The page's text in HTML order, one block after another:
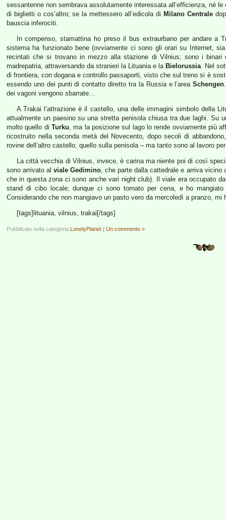
sessantenne non sembrava assolutamente interessata all’efficienza, né
di biglietti o cos’altro; se la mettessero all’edicola di Milano Centrale
bauscia inferociti.
In compenso, stamattina ho preso il bus extraurbano per andare
sistema ha funzionato bene (ovviamente ci sono gli orari su Internet,
recintati che si trovano in mezzo alla stazione di Vilnius; sono i
madrepatria, attraversando da stranieri la Lituania e la Bielorussia. Nel
di frontiera, con dogana e controllo passaporti, visto che sul treno si è
essendo uno dei punti di contatto diretto tra la Russia e l’areaSchengen
dei vagoni vengono sbarrate…
A Trakai l’attrazione è il castello, una delle immagini simbolo della
attualmente un paesino su una stretta penisola chiusa tra due laghi. Su
molto quello di Turku, ma la posizione sul lago lo rende ovviamente più
ricostruito nella seconda metà del Novecento, dopo secoli di
rovine dell’altro castello, quello sulla penisola – ma tanto sono al lavoro
La città vecchia di Vilnius, invece, è carina ma niente poi di così
sono arrivato alviale Gedimino, che parte dalla cattedrale e arriva vicino
che in questa zona ci sono anche vari night club). Il viale era occupato
stand di cibo locale; dunque ci sono tornato per cena, e ho
Considerando che non mangiavo un pasto vero da mercoledì a pranzo, mi
[tags]lituania, vilnius, trakai[/tags]
Pubblicato nella categoria LonelyPlanet | Un commento »